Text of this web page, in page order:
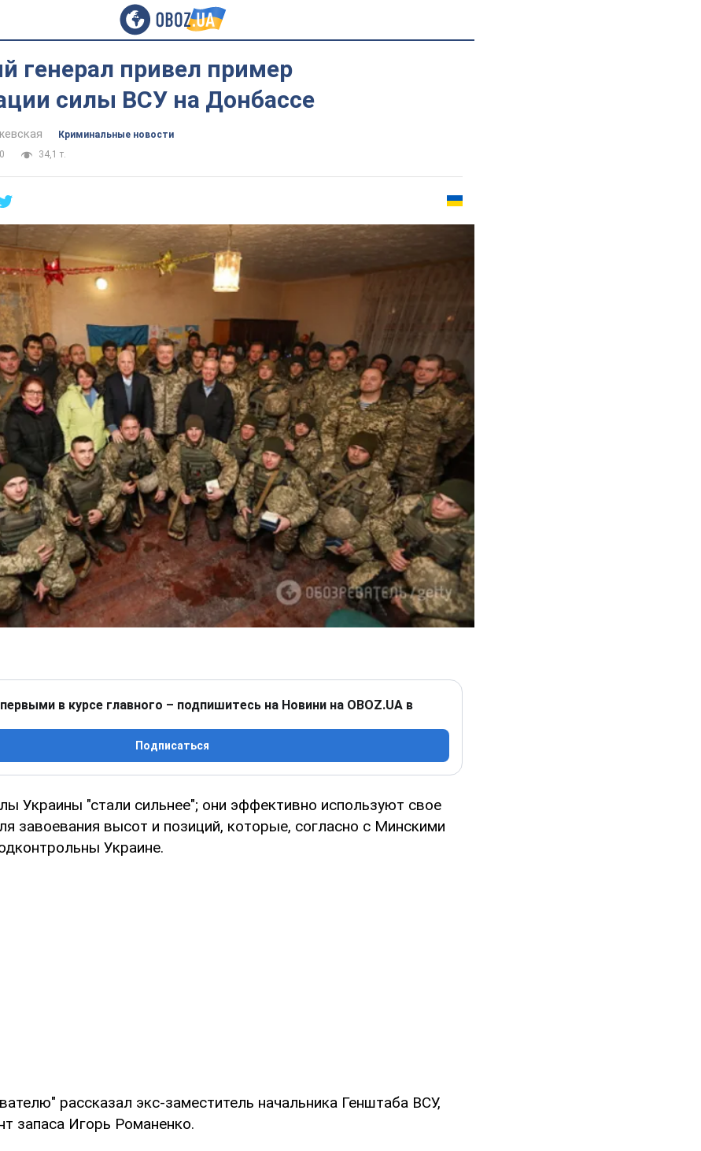
генерал привел пример
силы ВСУ на Донбассе
Криминальные новости
34,1 т.
в курсе главного – подпишитесь на Новини на OBOZ.UA в
Подписаться
Украины "стали сильнее"; они эффективно используют свое
завоевания высот и позиций, которые, согласно с Минскими
Украине.
рассказал экс-заместитель начальника Генштаба ВСУ,
запаса Игорь Романенко.